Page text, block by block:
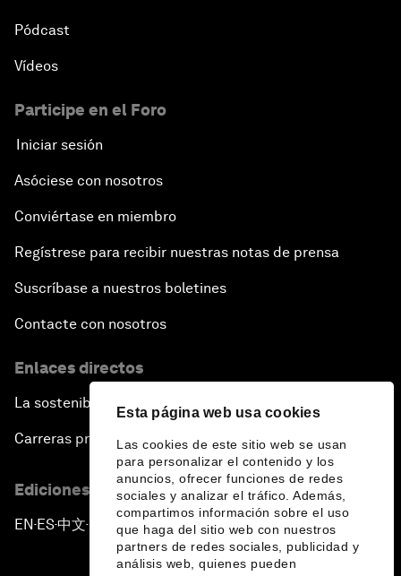
Esta página web usa cookies
Las cookies de este sitio web se usan
para personalizar el contenido y los
anuncios, ofrecer funciones de redes
sociales y analizar el tráfico. Además,
compartimos información sobre el uso
que haga del sitio web con nuestros
partners de redes sociales, publicidad y
análisis web, quienes pueden
Pódcast
Vídeos
Participe en el Foro
Iniciar sesión
Asóciese con nosotros
Conviértase en miembro
Regístrese para recibir nuestras notas de prensa
Suscríbase a nuestros boletines
Contacte con nosotros
Enlaces directos
La sostenibilidad en el Foro
Carreras profesionales
Ediciones en otros idiomas
EN ▪ES▪中文▪ 日本語